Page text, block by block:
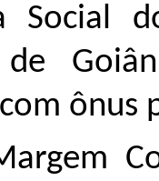
Social
de
ônus